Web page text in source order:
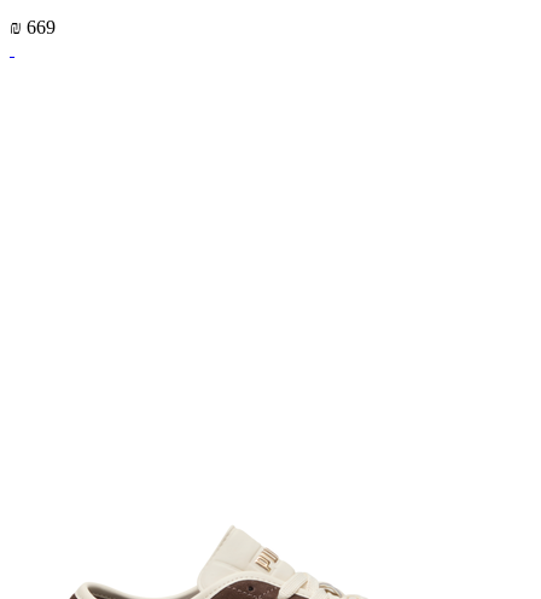
₪ 669